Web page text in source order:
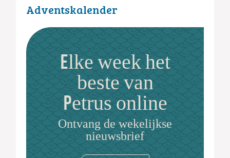
Adventskalender
Elke week het
beste van
Petrus online
Ontvang de wekelijkse
nieuwsbrief